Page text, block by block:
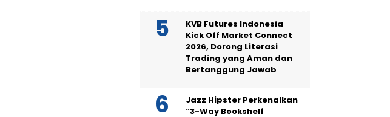
KVB Futures Indonesia
Kick Off Market Connect
2026, Dorong Literasi
Trading yang Aman dan
Bertanggung Jawab
Jazz Hipster Perkenalkan
“3-Way Bookshelf